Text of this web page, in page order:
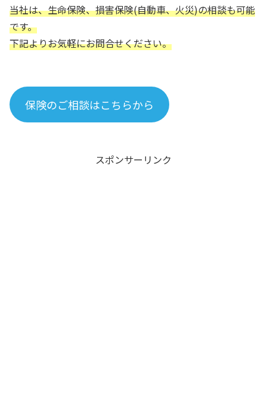
当社は、生命保険、損害保険(自動車、火災)の相談も可能
です。
下記よりお気軽にお問合せください。
保険のご相談はこちらから
スポンサーリンク